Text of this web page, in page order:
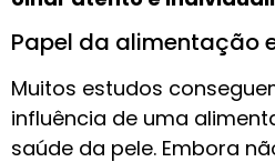
Papel da alimentação
Muitos estudos
influência de uma
saúde da pele. Embora